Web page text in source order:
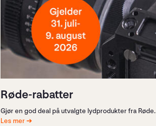
Røde-rabatter
Gjør en god deal på utvalgte lydprodukter fra Røde.
Les mer